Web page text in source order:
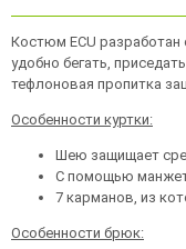
Костюм ECU разработан
удобно бегать,
тефлоновая пропитка
Особенности куртки:
Шею защищает
С помощью манжет
7 карманов, из
Особенности брюк: